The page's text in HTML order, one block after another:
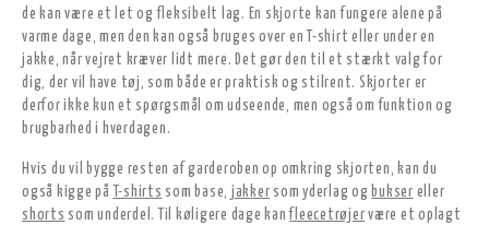
de kan være et let og fleksibelt lag. En skjorte kan fungere alene på
varme dage, men den kan også bruges over en T-shirt eller under en
jakke, når vejret kræver lidt mere. Det gør den til et stærkt valg for
dig, der vil have tøj, som både er praktisk og stilrent. Skjorter er
derfor ikke kun et spørgsmål om udseende, men også om funktion og
brugbarhed i hverdagen.
Hvis du vil bygge resten af garderoben op omkring skjorten, kan du
også kigge på
T-shirts som base, jakker som yderlag og bukser eller
shorts som underdel. Til køligere dage kanfleecetrøjer være et oplagt